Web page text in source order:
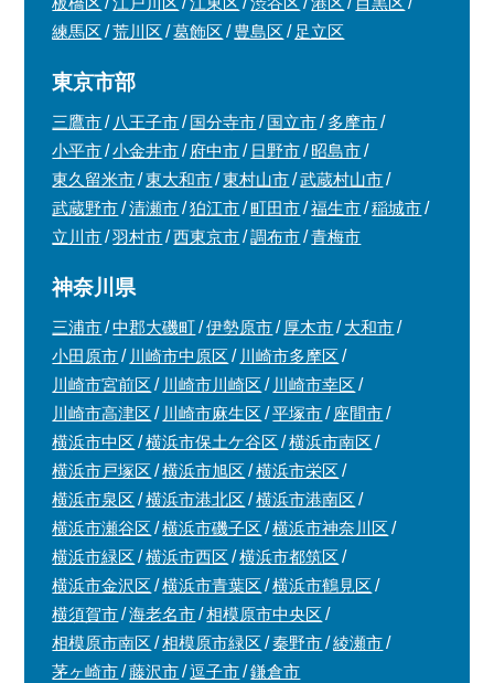
練馬区
荒川区 葛飾区 豊島区 足立区
東京市部
三鷹市 八王子市 国分寺市 国立市
多摩市
小平市
小金井市 府中市 日野市
昭島市
東久留米市
東大和市 東村山市
武蔵村山市
武蔵野市
清瀬市 狛江市 町田市 福生市
稲城市
立川市
羽村市 西東京市 調布市 青梅市
神奈川県
三浦市 中郡大磯町 伊勢原市 厚木市
大和市
小田原市
川崎市中原区
川崎市多摩区
川崎市宮前区
川崎市川崎区
川崎市幸区
川崎市高津区
川崎市麻生区 平塚市
座間市
横浜市中区
横浜市保土ケ谷区
横浜市南区
横浜市戸塚区
横浜市旭区
横浜市栄区
横浜市泉区
横浜市港北区
横浜市港南区
横浜市瀬谷区
横浜市磯子区
横浜市神奈川区
横浜市緑区
横浜市西区
横浜市都筑区
横浜市金沢区
横浜市青葉区
横浜市鶴見区
横須賀市
海老名市
相模原市中央区
相模原市南区
相模原市緑区 秦野市
綾瀬市
茅ヶ崎市
藤沢市 逗子市 鎌倉市